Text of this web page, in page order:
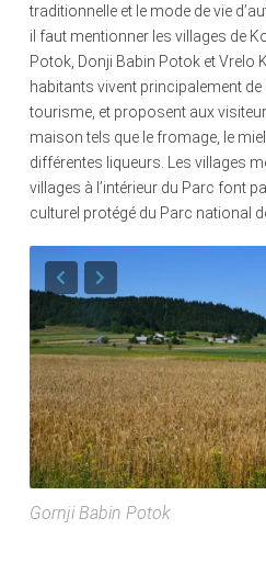
traditionnelle et le mode de vie
il faut mentionner les villages de
Potok, Donji Babin Potok et Vrelo
habitants vivent principalement de
tourisme, et proposent aux
maison tels que le fromage, le
différentes liqueurs. Les villages
villages à l’intérieur du Parc font
culturel protégé du Parc national
Gornji Babin Potok